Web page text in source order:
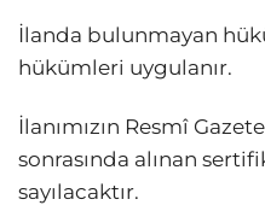
İlanda bulunmayan
hükümleri uygulanır.
İlanımızın Resmî
sonrasında alınan
sayılacaktır.